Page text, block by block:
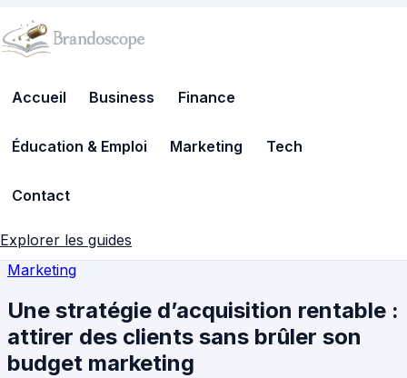
Accueil Business Finance
Éducation & Emploi Marketing Tech
Contact
Explorer les guides
Marketing
Une stratégie d’acquisition rentable :
attirer des clients sans brûler son
budget marketing